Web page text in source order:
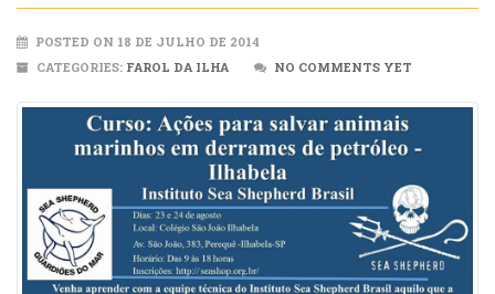
POSTED ON 18 DE JULHO DE 2014
CATEGORIES: FAROL DA ILHA NO COMMENTS YET